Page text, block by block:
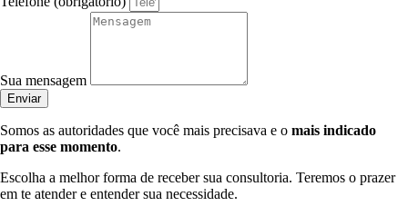
Sua mensagem
Enviar
Somos as autoridades que você mais precisava e o mais indicado
para esse momento.
Escolha a melhor forma de receber sua consultoria. Teremos o prazer
em te atender e entender sua necessidade.